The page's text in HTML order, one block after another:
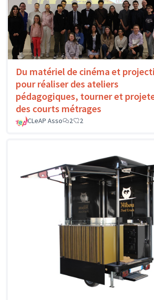
Du matériel de cinéma et
pour réaliser des ateliers
pédagogiques, tourner et
des courts métrages
CLeAP Asso 2 2